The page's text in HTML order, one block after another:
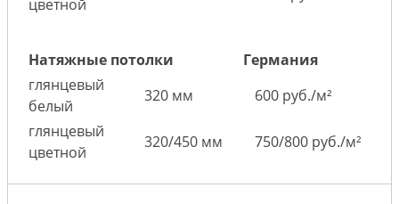
цветной
Натяжные потолки
Германия
глянцевый
белый
320 мм
600 руб./м²
глянцевый
цветной
320/450 мм 750/800 руб./м²